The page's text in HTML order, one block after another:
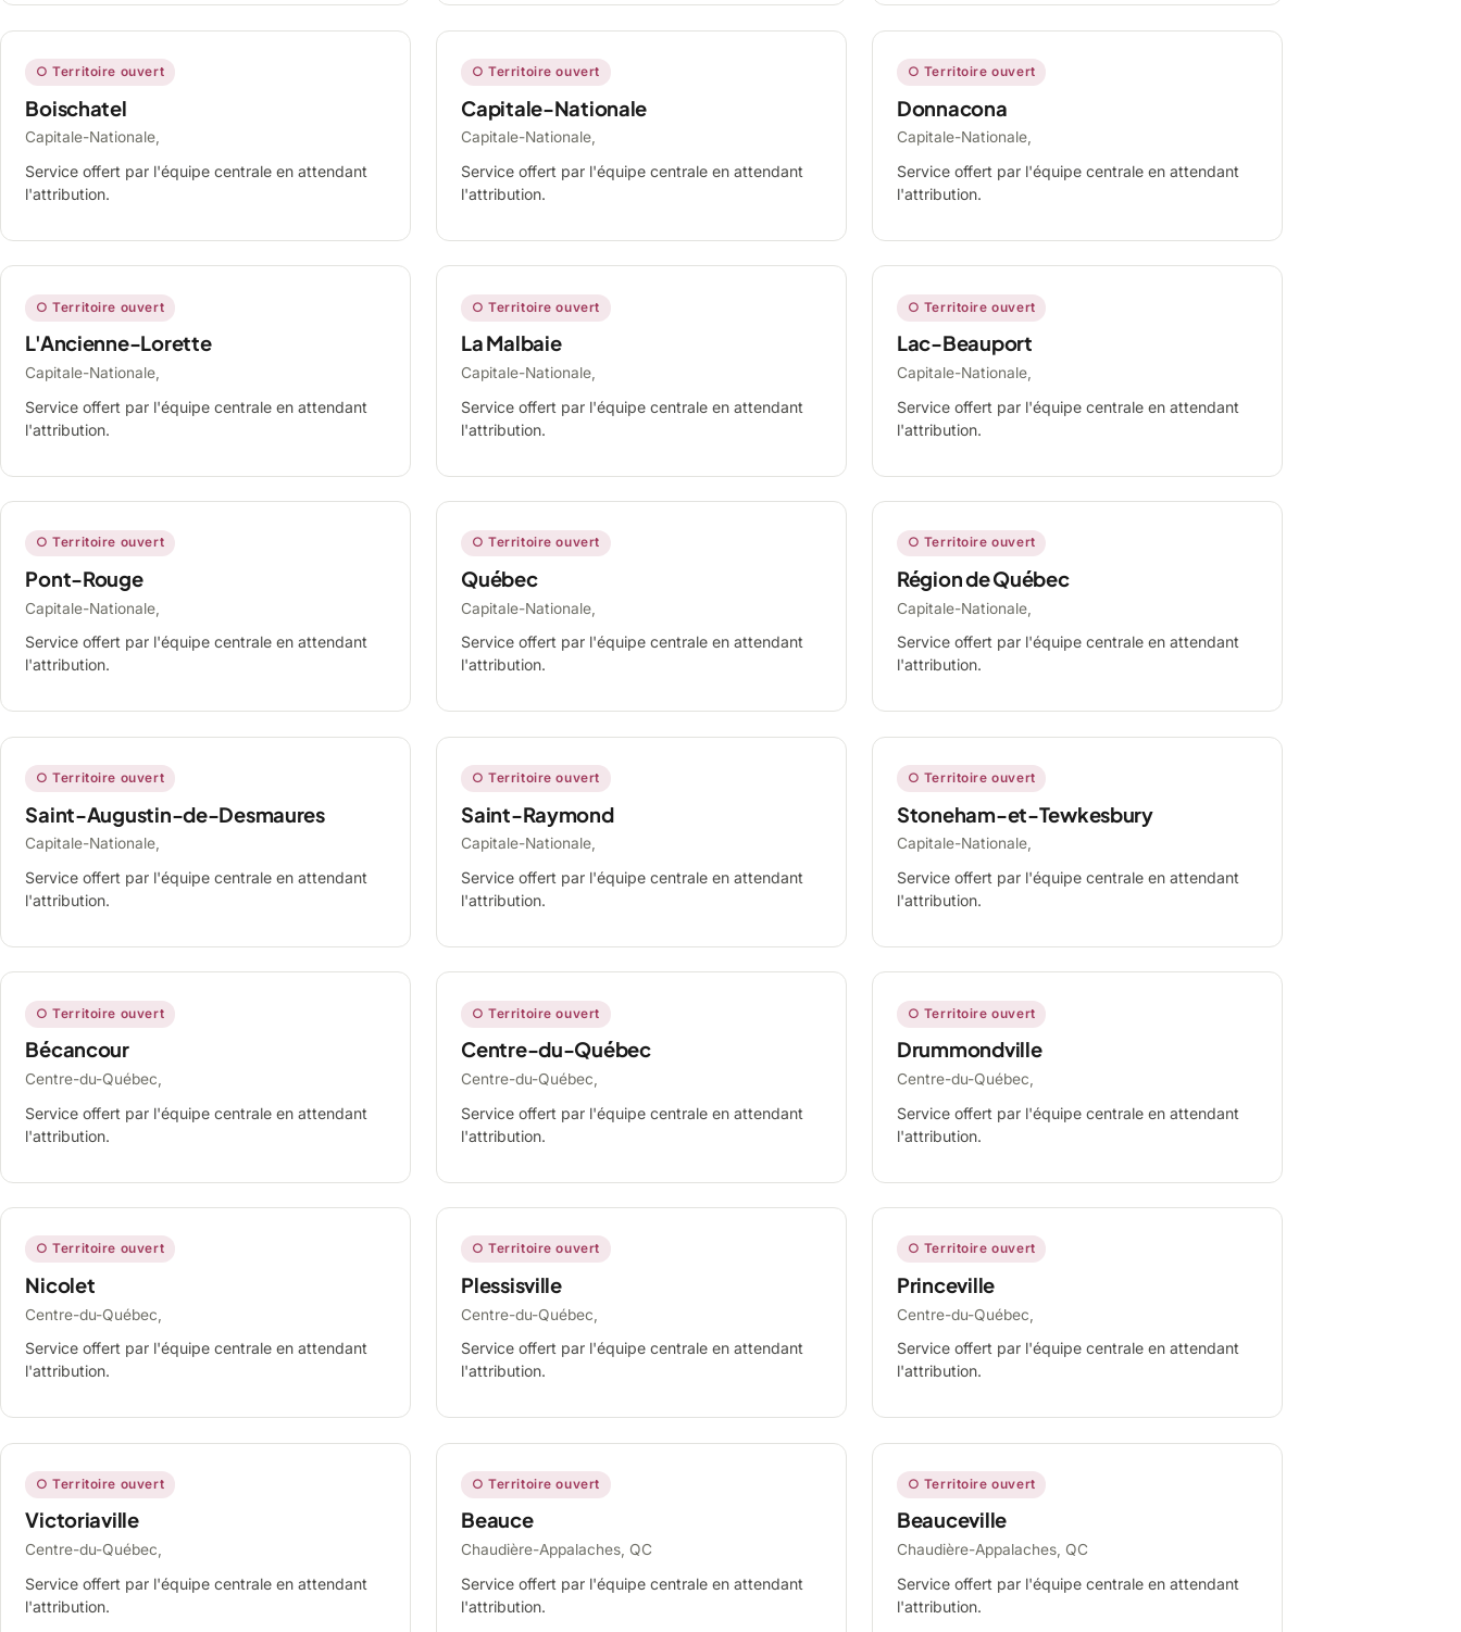
○ Territoire ouvert
Boischatel
Capitale-Nationale,
Service offert par l'équipe centrale en attendant
l'attribution.
○ Territoire ouvert
Capitale-Nationale
Capitale-Nationale,
Service offert par l'équipe centrale en attendant
l'attribution.
○ Territoire ouvert
Donnacona
Capitale-Nationale,
Service offert par l'équipe centrale en attendant
l'attribution.
○ Territoire ouvert
L'Ancienne-Lorette
Capitale-Nationale,
Service offert par l'équipe centrale en attendant
l'attribution.
○ Territoire ouvert
La Malbaie
Capitale-Nationale,
Service offert par l'équipe centrale en attendant
l'attribution.
○ Territoire ouvert
Lac-Beauport
Capitale-Nationale,
Service offert par l'équipe centrale en attendant
l'attribution.
○ Territoire ouvert
Pont-Rouge
Capitale-Nationale,
Service offert par l'équipe centrale en attendant
l'attribution.
○ Territoire ouvert
Québec
Capitale-Nationale,
Service offert par l'équipe centrale en attendant
l'attribution.
○ Territoire ouvert
Région de Québec
Capitale-Nationale,
Service offert par l'équipe centrale en attendant
l'attribution.
○ Territoire ouvert
Saint-Augustin-de-Desmaures
Capitale-Nationale,
Service offert par l'équipe centrale en attendant
l'attribution.
○ Territoire ouvert
Saint-Raymond
Capitale-Nationale,
Service offert par l'équipe centrale en attendant
l'attribution.
○ Territoire ouvert
Stoneham-et-Tewkesbury
Capitale-Nationale,
Service offert par l'équipe centrale en attendant
l'attribution.
○ Territoire ouvert
Bécancour
Centre-du-Québec,
Service offert par l'équipe centrale en attendant
l'attribution.
○ Territoire ouvert
Centre-du-Québec
Centre-du-Québec,
Service offert par l'équipe centrale en attendant
l'attribution.
○ Territoire ouvert
Drummondville
Centre-du-Québec,
Service offert par l'équipe centrale en attendant
l'attribution.
○ Territoire ouvert
Nicolet
Centre-du-Québec,
Service offert par l'équipe centrale en attendant
l'attribution.
○ Territoire ouvert
Plessisville
Centre-du-Québec,
Service offert par l'équipe centrale en attendant
l'attribution.
○ Territoire ouvert
Princeville
Centre-du-Québec,
Service offert par l'équipe centrale en attendant
l'attribution.
○ Territoire ouvert
Victoriaville
Centre-du-Québec,
Service offert par l'équipe centrale en attendant
l'attribution.
○ Territoire ouvert
Beauce
Chaudière-Appalaches, QC
Service offert par l'équipe centrale en attendant
l'attribution.
○ Territoire ouvert
Beauceville
Chaudière-Appalaches, QC
Service offert par l'équipe centrale en attendant
l'attribution.